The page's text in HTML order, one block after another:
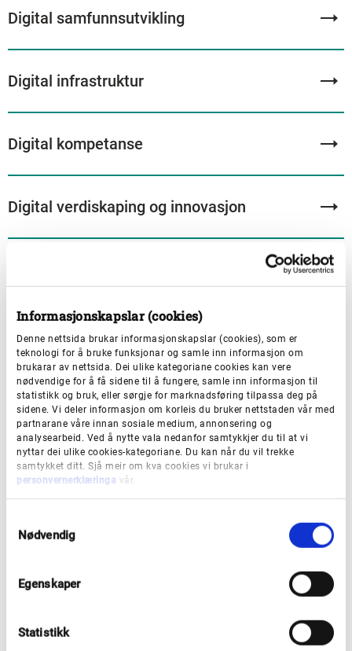
Informasjonskapslar (cookies)
Denne nettsida brukar informasjonskapslar (cookies), som er
teknologi for å bruke funksjonar og samle inn informasjon om
brukarar av nettsida. Dei ulike kategoriane cookies kan vere
nødvendige for å få sidene til å fungere, samle inn informasjon til
statistikk og bruk, eller sørgje for marknadsføring tilpassa deg på
sidene. Vi deler informasjon om korleis du bruker nettstaden vår med
partnarane våre innan sosiale medium, annonsering og
analysearbeid. Ved å nytte vala nedanfor samtykkjer du til at vi
nyttar dei ulike cookies-kategoriane. Du kan når du vil trekke
samtykket ditt. Sjå meir om kva cookies vi brukar i
personvernerklæringa vår.
Nødvendig
Egenskaper
Statistikk
Digital samfunnsutvikling
Digital infrastruktur
Digital kompetanse
Digital verdiskaping og innovasjon
Gir breibandsløft til Eidfjord
kommune
Vestland fylkeskommune bidrar med 5,4
millionar kroner i tilskot i eit spleiselag med
kapasitet.